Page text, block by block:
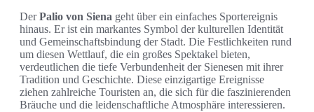
DerPalio von Siena geht über ein einfaches Sportereignis
hinaus. Er ist ein markantes Symbol der kulturellen Identität
und Gemeinschaftsbindung der Stadt. Die Festlichkeiten rund
um diesen Wettlauf, die ein großes Spektakel bieten,
verdeutlichen die tiefe Verbundenheit der Sienesen mit ihrer
Tradition und Geschichte. Diese einzigartige Ereignisse
ziehen zahlreiche Touristen an, die sich für die faszinierenden
Bräuche und die leidenschaftliche Atmosphäre interessieren.